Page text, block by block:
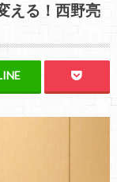
える！西野亮